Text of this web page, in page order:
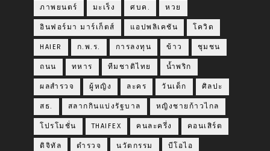
ภาพยนตร์ มะเร็ง ศบค. หวย
อินฟอร์มา มาร์เก็ตส์ แอปพลิเคชัน โควิด
HAIER ก.พ.ร. การลงทุน ข้าว ชุมชน
ถนน ทหาร ทีมชาติไทย น้ำพริก
ผลสำรวจ ผู้หญิง ละคร วันเด็ก ศิลปะ
สธ. สลากกินแบ่งรัฐบาล หญิงชายก้าวไกล
โปรโมชั่น THAIFEX คนละครึ่ง คอนเสิร์ต
ดิจิทัล ตำรวจ นวัตกรรม บีโอไอ